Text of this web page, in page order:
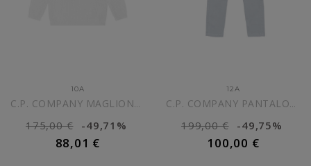
10A
C.P. COMPANY MAGLIONE...
175,00 € -49,71%
88,01 €
AGGIUNGI AL CARRELLO
12A
C.P. COMPANY PANTALONI...
199,00 € -49,75%
100,00 €
AGGIUNGI AL CARRELLO